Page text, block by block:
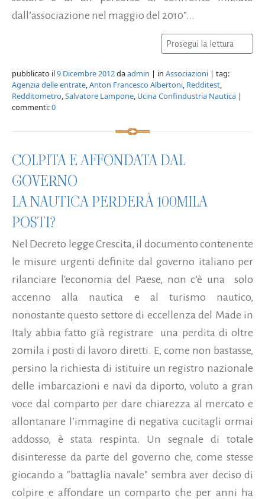
dall’associazione nel maggio del 2010”...
Prosegui la lettura
pubblicato il9 Dicembre 2012daadmin | in Associazioni | tag:
Agenzia delle entrate,Anton Francesco Albertoni, Redditest,
Redditometro,Salvatore Lampone, Ucina Confindustria Nautica |
commenti:0
COLPITA E AFFONDATA DAL
GOVERNO
LA NAUTICA PERDERÀ 100MILA
POSTI?
Nel Decreto legge Crescita, il documento contenente
le misure urgenti definite dal governo italiano per
rilanciare l'economia del Paese, non c’è una solo
accenno alla nautica e al turismo nautico,
nonostante questo settore di eccellenza del Made in
Italy abbia fatto già registrare una perdita di oltre
20mila i posti di lavoro diretti. E, come non bastasse,
persino la richiesta di istituire un registro nazionale
delle imbarcazioni e navi da diporto, voluto a gran
voce dal comparto per dare chiarezza al mercato e
allontanare l’immagine di negativa cucitagli ormai
addosso, è stata respinta. Un segnale di totale
disinteresse da parte del governo che, come stesse
giocando a "battaglia navale" sembra aver deciso di
colpire e affondare un comparto che per anni ha